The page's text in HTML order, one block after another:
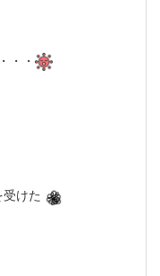
・・
けた